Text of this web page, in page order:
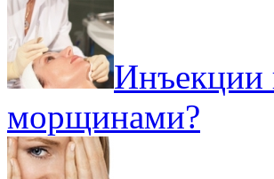
Инъекции
морщинами?